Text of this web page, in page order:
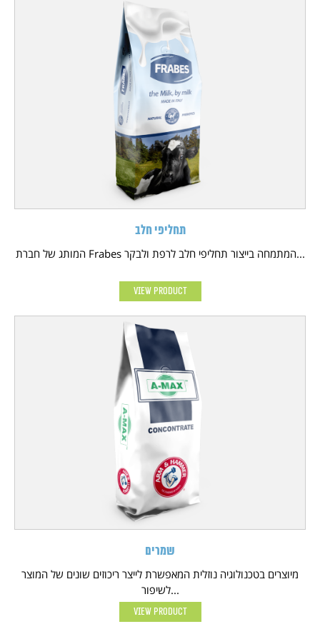
תחליפי חלב
המותג של חברת Frabes המתמחה בייצור תחליפי חלב לרפת ולבקר...
View Product
שמרים
מיוצרים בטכנולוגיה נוזלית המאפשרת לייצר ריכוזים שונים של המוצר
לשיפור...
View Product